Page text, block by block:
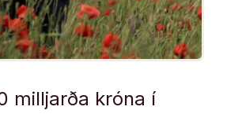
milljarða króna í